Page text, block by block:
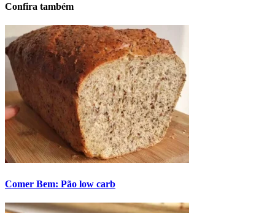
Confira também
Comer Bem: Pão low carb